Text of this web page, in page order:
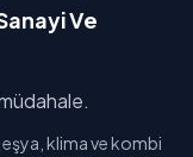
Ve
eşya, klima ve kombi